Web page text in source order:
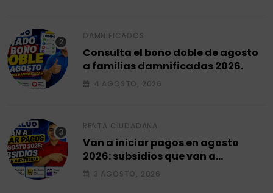
DAMNIFICADOS
Consulta el bono doble de agosto
a familias damnificadas 2026.
4 AGOSTO, 2026
RENTA CIUDADANA
Van a iniciar pagos en agosto
2026: subsidios que van a
entregar.
3 AGOSTO, 2026